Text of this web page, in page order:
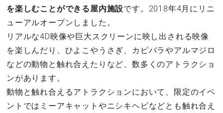
を楽しむことができる屋内施設です。2018年4月にリニ
ューアルオープンしました。
リアルな4D映像や巨大スクリーンに映し出される映像
を楽しんだり、ひよこやうさぎ、カピバラやアルマジロ
などの動物と触れ合えたりなど、数多くのアトラクショ
ンがあります。
動物と触れ合えるアトラクションにおいて、限定のイベ
ントではミーアキャットやニシキヘビなどとも触れ合え